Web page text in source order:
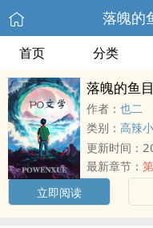
落魄的
首页 分类
落魄的鱼
作者： 也二
类别： 高辣
更新时间：
最新章节：
立即阅读